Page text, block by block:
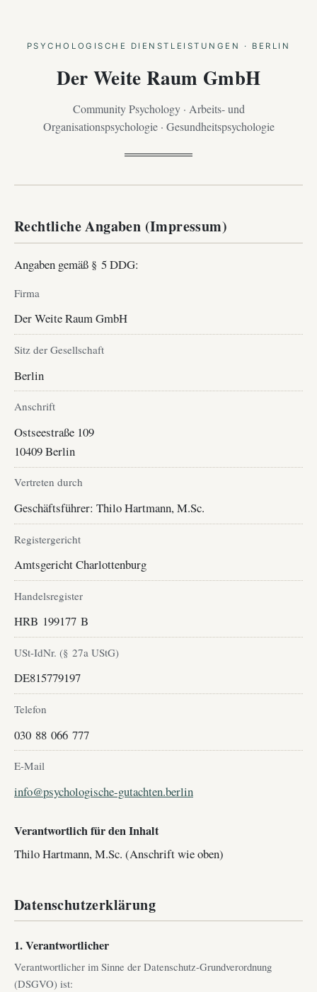
PSYCHOLOGISCHE DIENSTLEISTUNGEN · BERLIN
Der Weite Raum GmbH
Community Psychology · Arbeits- und
Organisationspsychologie · Gesundheitspsychologie
Rechtliche Angaben (Impressum)
Angaben gemäß § 5 DDG:
Firma
Der Weite Raum GmbH
Sitz der Gesellschaft
Berlin
Anschrift
Ostseestraße 109
10409 Berlin
Vertreten durch
Geschäftsführer: Thilo Hartmann, M.Sc.
Registergericht
Amtsgericht Charlottenburg
Handelsregister
HRB 199177 B
USt-IdNr. (§ 27a UStG)
DE815779197
Telefon
030 88 066 777
E-Mail
info@psychologische-gutachten.berlin
Verantwortlich für den Inhalt
Thilo Hartmann, M.Sc. (Anschrift wie oben)
Datenschutzerklärung
1. Verantwortlicher
Verantwortlicher im Sinne der Datenschutz-Grundverordnung
(DSGVO) ist: